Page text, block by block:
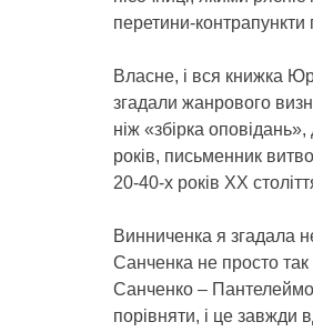
перетини-контрапункти
Власне, і вся книжка
згадали жанрового
ніж «збірка
років, письменник
20-40-х років ХХ
Винниченка я згадала
Санченка не просто
Санченко –
порівняти, і це завжди